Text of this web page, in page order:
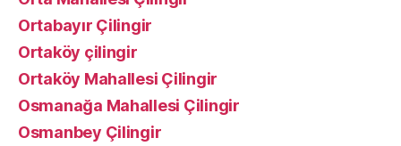
Ortabayır Çilingir
Ortaköy çilingir
Ortaköy Mahallesi Çilingir
Osmanağa Mahallesi Çilingir
Osmanbey Çilingir